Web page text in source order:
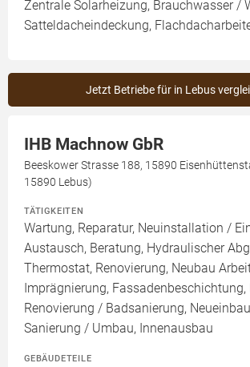
Zentrale Solarheizung, Brauchwasser /
Satteldacheindeckung,
Jetzt Betriebe für in Lebus
IHB Machnow GbR
Beeskower Strasse 188, 15890
15890 Lebus)
TÄTIGKEITEN
Wartung, Reparatur, Neuinstallation /
Austausch, Beratung, Hydraulischer
Thermostat, Renovierung, Neubau
Imprägnierung, Fassadenbeschichtung,
Renovierung / Badsanierung,
Sanierung / Umbau, Innenausbau
GEBÄUDETEILE